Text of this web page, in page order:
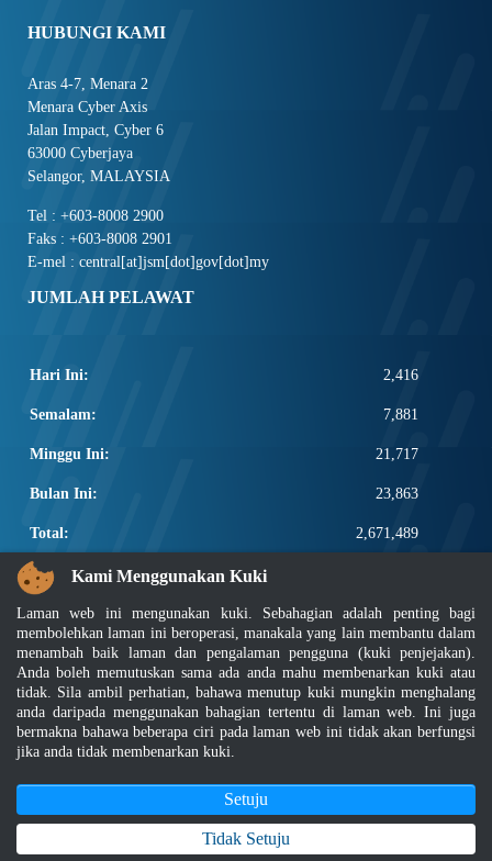
HUBUNGI KAMI
Aras 4-7, Menara 2
Menara Cyber Axis
Jalan Impact, Cyber 6
63000 Cyberjaya
Selangor, MALAYSIA
Tel : +603-8008 2900
Faks : +603-8008 2901
E-mel : central[at]jsm[dot]gov[dot]my
JUMLAH PELAWAT
Hari Ini: 2,416
Semalam: 7,881
Minggu Ini: 21,717
Bulan Ini: 23,863
Total: 2,671,489
PAUTAN POPULAR
Elektroteknikal, ICT dan Pembinaan
Other Notification Search
Regular Notification Search
Notification Subscription
Pengurusan Perniagaan dan Keselamatan Pekerjaan
Peta Laman|MyGOV
Hakcipta 2022 @ Jabatan Standard Malaysia
Paparan terbaik menggunakan pelayar Mozilla Firefox dan Google Chrome
Kami Menggunakan Kuki
Laman web ini mengunakan kuki. Sebahagian adalah penting bagi
membolehkan laman ini beroperasi, manakala yang lain membantu dalam
menambah baik laman dan pengalaman pengguna (kuki penjejakan).
Anda boleh memutuskan sama ada anda mahu membenarkan kuki atau
tidak. Sila ambil perhatian, bahawa menutup kuki mungkin menghalang
anda daripada menggunakan bahagian tertentu di laman web. Ini juga
bermakna bahawa beberapa ciri pada laman web ini tidak akan berfungsi
jika anda tidak membenarkan kuki.
Setuju
Tidak Setuju